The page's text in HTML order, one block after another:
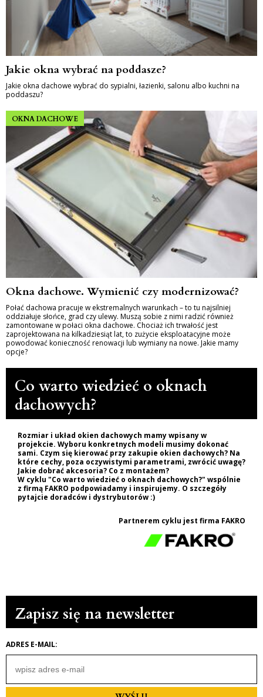
Jakie okna wybrać na poddasze?
Jakie okna dachowe wybrać do sypialni, łazienki, salonu albo kuchni na
poddaszu?
OKNA DACHOWE
Okna dachowe. Wymienić czy modernizować?
Połać dachowa pracuje w ekstremalnych warunkach – to tu najsilniej
oddziałuje słońce, grad czy ulewy. Muszą sobie z nimi radzić również
zamontowane w połaci okna dachowe. Chociaż ich trwałość jest
zaprojektowana na kilkadziesiąt lat, to zużycie eksploatacyjne może
powodować konieczność renowacji lub wymiany na nowe. Jakie mamy
opcje?
Co warto wiedzieć o oknach
dachowych?
Rozmiar i układ okien dachowych mamy wpisany w
projekcie. Wyboru konkretnych modeli musimy dokonać
sami. Czym się kierować przy zakupie okien dachowych? Na
które cechy, poza oczywistymi parametrami, zwrócić uwagę?
Jakie dobrać akcesoria? Co z montażem?
W cyklu "Co warto wiedzieć o oknach dachowych?" wspólnie
z firmą FAKRO podpowiadamy i inspirujemy. O szczegóły
pytajcie doradców i dystrybutorów :)
Partnerem cyklu jest firma FAKRO
Zapisz się na newsletter
ADRES E-MAIL: